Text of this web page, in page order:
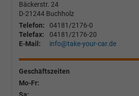
Bäckerstr. 24
D-21244 Buchholz
Telefon:
04181/2176-0
Telefax:
04181/2176-20
E-Mail:
info@take-your-car.de
Geschäftszeiten
Mo-Fr: